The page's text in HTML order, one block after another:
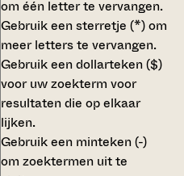
om één letter te vervangen.
Gebruik eensterretje (*)om
meer letters te vervangen.
Gebruik eendollarteken ($)
voor uw zoekterm voor
resultaten die op elkaar
lijken.
Gebruik een minteken (-)
om zoektermen uit te